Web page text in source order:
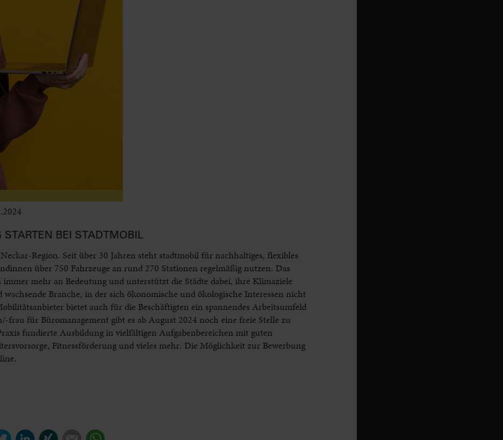
BEI STADTMOBIL
Region. Seit über 30 Jahren steht stadtmobil für nachhaltiges, flexibles
über 750 Fahrzeuge an rund 270 Stationen regelmäßig nutzen. Das
mehr an Bedeutung und unterstützt die Städte dabei, ihre Klimaziele
Branche, in der sich ökonomische und ökologische Interessen nicht
bietet auch für die Beschäftigten ein spannendes Arbeitsumfeld
für Büromanagement gibt es ab August 2024 noch eine freie Stelle zu
fundierte Ausbildung in vielfältigen Aufgabenbereichen mit guten
Fitnessförderung und vieles mehr. Die Möglichkeit zur Bewerbung
TwitterLinkedIn E-mail